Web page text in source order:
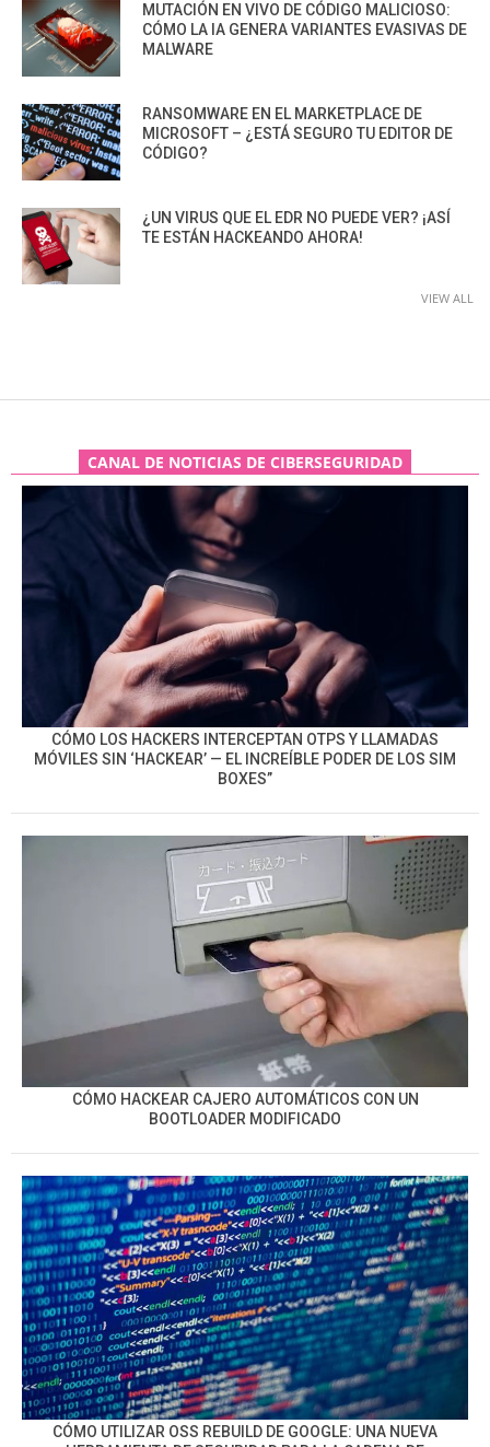
MUTACIÓN EN VIVO DE CÓDIGO MALICIOSO:
CÓMO LA IA GENERA VARIANTES EVASIVAS DE
MALWARE
RANSOMWARE EN EL MARKETPLACE DE
MICROSOFT – ¿ESTÁ SEGURO TU EDITOR DE
CÓDIGO?
¿UN VIRUS QUE EL EDR NO PUEDE VER? ¡ASÍ
TE ESTÁN HACKEANDO AHORA!
VIEW ALL
CANAL DE NOTICIAS DE CIBERSEGURIDAD
CÓMO LOS HACKERS INTERCEPTAN OTPS Y LLAMADAS
MÓVILES SIN ‘HACKEAR’ — EL INCREÍBLE PODER DE LOS SIM
BOXES”
CÓMO HACKEAR CAJERO AUTOMÁTICOS CON UN
BOOTLOADER MODIFICADO
CÓMO UTILIZAR OSS REBUILD DE GOOGLE: UNA NUEVA